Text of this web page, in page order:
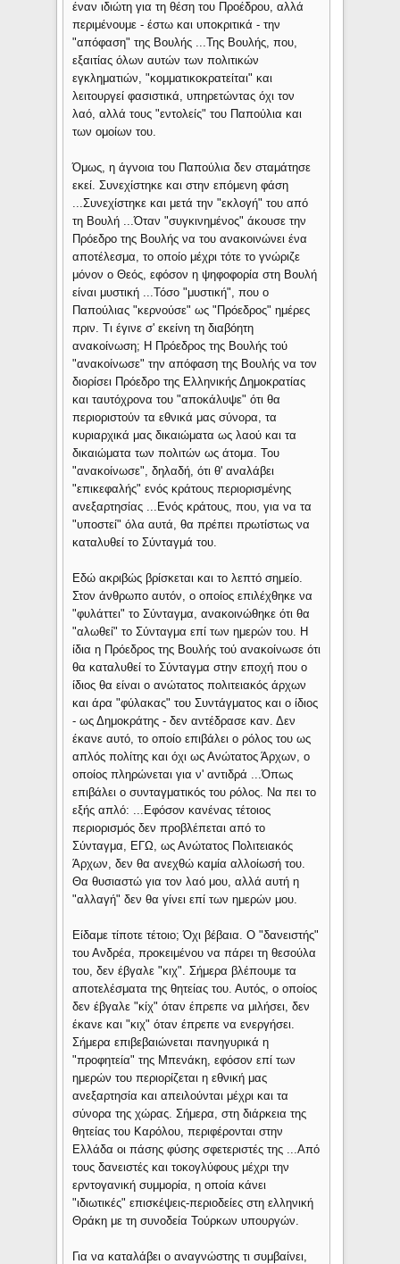
έναν ιδιώτη για τη θέση του Προέδρου, αλλά
περιμένουμε - έστω και υποκριτικά - την
"απόφαση" της Βουλής ...Της Βουλής, που,
εξαιτίας όλων αυτών των πολιτικών
εγκληματιών, "κομματικοκρατείται" και
λειτουργεί φασιστικά, υπηρετώντας όχι τον
λαό, αλλά τους "εντολείς" του Παπούλια και
των ομοίων του.
Όμως, η άγνοια του Παπούλια δεν σταμάτησε
εκεί. Συνεχίστηκε και στην επόμενη φάση
...Συνεχίστηκε και μετά την "εκλογή" του από
τη Βουλή ...Όταν "συγκινημένος" άκουσε την
Πρόεδρο της Βουλής να του ανακοινώνει ένα
αποτέλεσμα, το οποίο μέχρι τότε το γνώριζε
μόνον ο Θεός, εφόσον η ψηφοφορία στη Βουλή
είναι μυστική ...Τόσο "μυστική", που ο
Παπούλιας "κερνούσε" ως "Πρόεδρος" ημέρες
πριν. Τι έγινε σ' εκείνη τη διαβόητη
ανακοίνωση; Η Πρόεδρος της Βουλής τού
"ανακοίνωσε" την απόφαση της Βουλής να τον
διορίσει Πρόεδρο της Ελληνικής Δημοκρατίας
και ταυτόχρονα του "αποκάλυψε" ότι θα
περιοριστούν τα εθνικά μας σύνορα, τα
κυριαρχικά μας δικαιώματα ως λαού και τα
δικαιώματα των πολιτών ως άτομα. Του
"ανακοίνωσε", δηλαδή, ότι θ' αναλάβει
"επικεφαλής" ενός κράτους περιορισμένης
ανεξαρτησίας ...Ενός κράτους, που, για να τα
"υποστεί" όλα αυτά, θα πρέπει πρωτίστως να
καταλυθεί το Σύνταγμά του.
Εδώ ακριβώς βρίσκεται και το λεπτό σημείο.
Στον άνθρωπο αυτόν, ο οποίος επιλέχθηκε να
"φυλάττει" το Σύνταγμα, ανακοινώθηκε ότι θα
"αλωθεί" το Σύνταγμα επί των ημερών του. Η
ίδια η Πρόεδρος της Βουλής τού ανακοίνωσε ότι
θα καταλυθεί το Σύνταγμα στην εποχή που ο
ίδιος θα είναι ο ανώτατος πολιτειακός άρχων
και άρα "φύλακας" του Συντάγματος και ο ίδιος
- ως Δημοκράτης - δεν αντέδρασε καν. Δεν
έκανε αυτό, το οποίο επιβάλει ο ρόλος του ως
απλός πολίτης και όχι ως Ανώτατος Άρχων, ο
οποίος πληρώνεται για ν' αντιδρά ...Όπως
επιβάλει ο συνταγματικός του ρόλος. Να πει το
εξής απλό: ...Εφόσον κανένας τέτοιος
περιορισμός δεν προβλέπεται από το
Σύνταγμα, ΕΓΩ, ως Ανώτατος Πολιτειακός
Άρχων, δεν θα ανεχθώ καμία αλλοίωσή του.
Θα θυσιαστώ για τον λαό μου, αλλά αυτή η
"αλλαγή" δεν θα γίνει επί των ημερών μου.
Είδαμε τίποτε τέτοιο; Όχι βέβαια. Ο "δανειστής"
του Ανδρέα, προκειμένου να πάρει τη θεσούλα
του, δεν έβγαλε "κιχ". Σήμερα βλέπουμε τα
αποτελέσματα της θητείας του. Αυτός, ο οποίος
δεν έβγαλε "κίχ" όταν έπρεπε να μιλήσει, δεν
έκανε και "κιχ" όταν έπρεπε να ενεργήσει.
Σήμερα επιβεβαιώνεται πανηγυρικά η
"προφητεία" της Μπενάκη, εφόσον επί των
ημερών του περιορίζεται η εθνική μας
ανεξαρτησία και απειλούνται μέχρι και τα
σύνορα της χώρας. Σήμερα, στη διάρκεια της
θητείας του Καρόλου, περιφέρονται στην
Ελλάδα οι πάσης φύσης σφετεριστές της ...Από
τους δανειστές και τοκογλύφους μέχρι την
ερντογανική συμμορία, η οποία κάνει
"ιδιωτικές" επισκέψεις-περιοδείες στη ελληνική
Θράκη με τη συνοδεία Τούρκων υπουργών.
Για να καταλάβει ο αναγνώστης τι συμβαίνει,